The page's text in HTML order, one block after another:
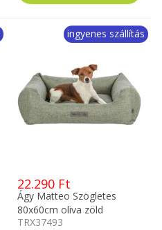
ingyenes szállítás
22.290 Ft
Ágy Matteo Szögletes
80x60cm oliva zöld
TRX37493
TRX37493